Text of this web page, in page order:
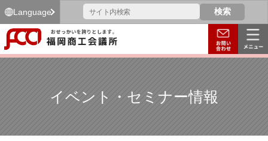
Language
イベント・セミナー情報